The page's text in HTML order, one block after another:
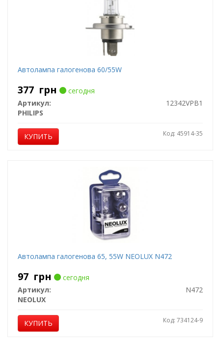
Автолампа галогенова 60/55W
377 грн
сегодня
Артикул:
12342VPB1
PHILIPS
КУПИТЬ Код: 45914-35
Автолампа галогенова 65, 55W NEOLUX N472
97 грн
сегодня
Артикул:
N472
NEOLUX
КУПИТЬ Код: 734124-9